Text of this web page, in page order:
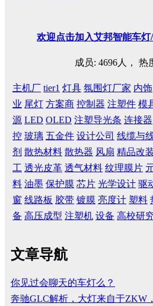
欢迎点击加入艾邦智能车灯/
成员: 4696人， 热
主机厂 tier1 灯具 氛围灯厂家 内饰
业 尾灯 方案商 控制器 注塑件 模
源 LED OLED 注塑导光条 连接器
控 玻璃 五金件 设计公司 线缆与
剂 散热材料 散热器 风扇 精品改
工 透光皮革 透气材料 纹理膜片
料 油墨 保护膜 芯片 光学设计 驱
窗 线路板 胶带 镀膜 亮度计 塑料
备 高压成型 注塑机 设备 高校研
文章导航
你见过会聊天的车灯么？
奔驰GLC解析，大灯来自于ZKW